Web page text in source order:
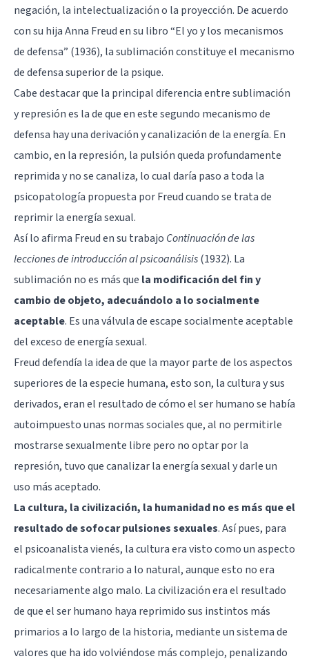
negación, la intelectualización o la proyección. De acuerdo
con su hija Anna Freud en su libro “El yo y los mecanismos
de defensa” (1936), la sublimación constituye el mecanismo
de defensa superior de la psique.
Cabe destacar que la principal diferencia entre sublimación
y represión es la de que en este segundo mecanismo de
defensa hay una derivación y canalización de la energía. En
cambio, en la represión, la pulsión queda profundamente
reprimida y no se canaliza, lo cual daría paso a toda la
psicopatología propuesta por Freud cuando se trata de
reprimir la energía sexual.
Así lo afirma Freud en su trabajo Continuación de las
lecciones de introducción al psicoanálisis(1932). La
sublimación no es más que la modificación del fin y
cambio de objeto, adecuándolo a lo socialmente
aceptable. Es una válvula de escape socialmente aceptable
del exceso de energía sexual.
Freud defendía la idea de que la mayor parte de los aspectos
superiores de la especie humana, esto son, la cultura y sus
derivados, eran el resultado de cómo el ser humano se había
autoimpuesto unas normas sociales que, al no permitirle
mostrarse sexualmente libre pero no optar por la
represión, tuvo que canalizar la energía sexual y darle un
uso más aceptado.
La cultura, la civilización, la humanidad no es más que el
resultado de sofocar pulsiones sexuales. Así pues, para
el psicoanalista vienés, la cultura era visto como un aspecto
radicalmente contrario a lo natural, aunque esto no era
necesariamente algo malo. La civilización era el resultado
de que el ser humano haya reprimido sus instintos más
primarios a lo largo de la historia, mediante un sistema de
valores que ha ido volviéndose más complejo, penalizando